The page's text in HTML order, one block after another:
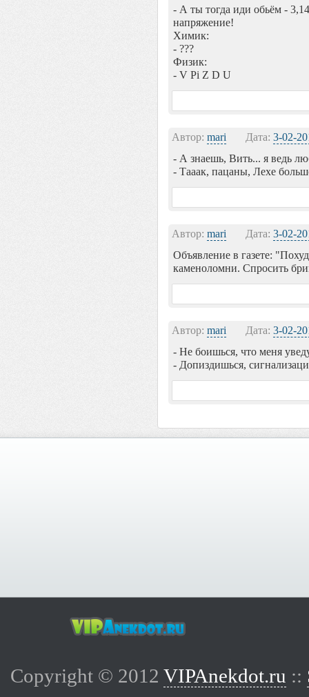
- А ты тогда иди обьём -
напряжение!
Химик:
- ???
Физик:
- V Pi Z D U
Автор: mari Дата: 3-02-
- А знаешь, Вить... я ведь
- Тааак, пацаны, Лехе
Автор: mari Дата: 3-02-
Объявление в газете:
каменоломни. Спросить
Автор: mari Дата: 3-02-
- Не боишься, что меня
- Допиздишься,
Copyright © 2012 VIPAnekdot.ru ::